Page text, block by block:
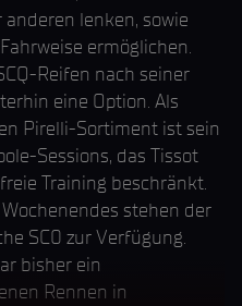
lenken, sowie
ermöglichen.
Reifen nach seiner
eine Option. Als
Pirelli-Sortiment ist sein
Sessions, das Tissot
Training beschränkt.
stehen der
SC0 zur Verfügung.
bisher ein
Rennen in